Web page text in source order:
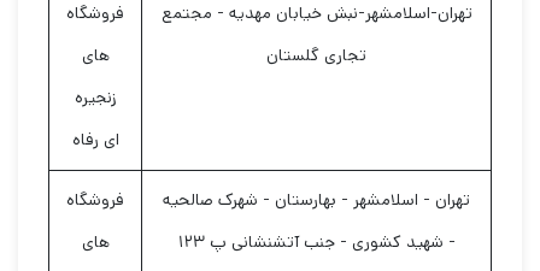
تهران-اسلامشهر-نبش خیابان مهدیه - مجتمع
تجاری گلستان
فروشگاه
های
زنجیره
ای رفاه
تهران - اسلامشهر - بهارستان - شهرک صالحیه
- شهید کشوری - جنب آتشنشانی پ ۱۲۳
فروشگاه
های